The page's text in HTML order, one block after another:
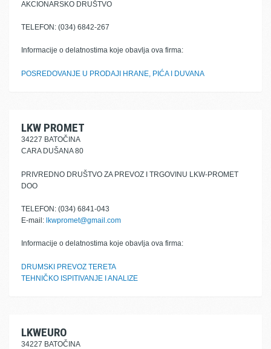
AKCIONARSKO DRUŠTVO
TELEFON: (034) 6842-267
Informacije o delatnostima koje obavlja ova firma:
POSREDOVANJE U PRODAJI HRANE, PIĆA I DUVANA
LKW PROMET
34227 BATOČINA
CARA DUŠANA 80
PRIVREDNO DRUŠTVO ZA PREVOZ I TRGOVINU LKW-PROMET
DOO
TELEFON: (034) 6841-043
E-mail: lkwpromet@gmail.com
Informacije o delatnostima koje obavlja ova firma:
DRUMSKI PREVOZ TERETA
TEHNIČKO ISPITIVANJE I ANALIZE
LKWEURO
34227 BATOČINA